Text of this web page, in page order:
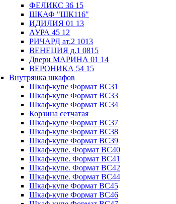
ФЕЛИКС 36 15
ШКАФ "ШК116"
ИДИЛИЯ 01 13
АУРА 45 12
РИЧАРД ат.2 1013
ВЕНЕЦИЯ д.1 0815
Двери МАРИНА 01 14
ВЕРОНИКА 54 15
Внутрянка шкафов
Шкаф-купе Формат ВС31
Шкаф-купе Формат ВС33
Шкаф-купе Формат ВС34
Корзина сетчатая
Шкаф-купе Формат ВС37
Шкаф-купе Формат ВС38
Шкаф-купе Формат ВС39
Шкаф-купе. Формат ВС40
Шкаф-купе. Формат ВС41
Шкаф-купе. Формат ВС42
Шкаф-купе. Формат ВС44
Шкаф-купе Формат ВС45
Шкаф-купе Формат ВС46